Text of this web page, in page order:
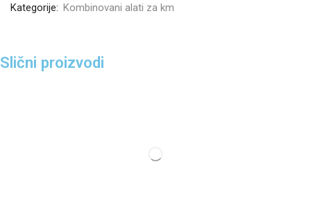
Kategorije: Kombinovani alati za km
Slični proizvodi